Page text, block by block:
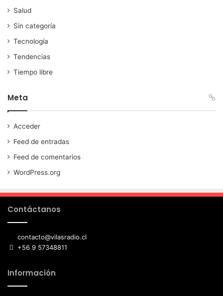
Salud
Sin categoría
Tecnología
Tendencias
Tiempo libre
Meta
Acceder
Feed de entradas
Feed de comentarios
WordPress.org
Contáctanos
contacto@vilasradio.cl
+56 9 57348811
Información